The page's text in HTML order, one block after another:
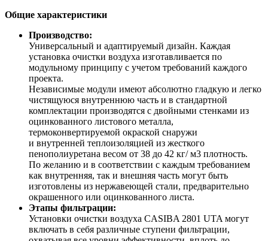
Общие характеристики
Производство:
Универсальный и адаптируемый дизайн. Каждая
установка очистки воздуха изготавливается по
модульному принципу с учетом требований каждого
проекта.
Независимые модули имеют абсолютно гладкую и легко
чистящуюся внутреннюю часть и в стандартной
комплектации производятся с двойными стенками из
оцинкованного листового металла,
термоконвертируемой окраской снаружи
и внутренней теплоизоляцией из жесткого
пенополиуретана весом от 38 до 42 кг/ м3 плотность.
По желанию и в соответствии с каждым требованием
как внутренняя, так и внешняя часть могут быть
изготовлены из нержавеющей стали, предварительно
окрашенного или оцинкованного листа.
Этапы фильтрации:
Установки очистки воздуха CASIBA 2801 UTA могут
включать в себя различные ступени фильтрации,